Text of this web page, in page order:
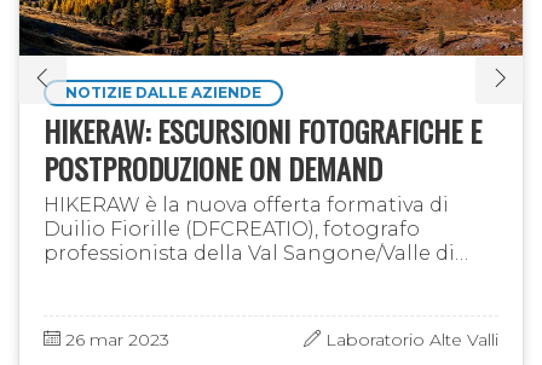
NOTIZIE DALLE AZIENDE
HIKERAW: ESCURSIONI FOTOGRAFICHE E
POSTPRODUZIONE ON DEMAND
HIKERAW è la nuova offerta formativa di
Duilio Fiorille (DFCREATIO), fotografo
professionista della Val Sangone/Valle di
26 mar 2023 Laboratorio Alte Valli